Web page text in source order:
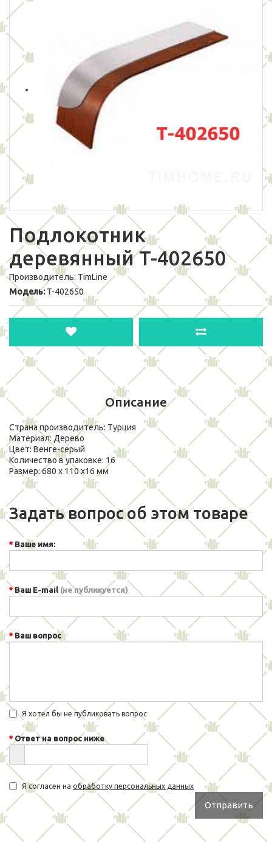
Подлокотник
деревянный T-402650
Производитель: TimLine
Модель: T-402650
Описание
Страна производитель: Турция
Материал: Дерево
Цвет: Венге-серый
Количество в упаковке: 16
Размер: 680 х 110 х16 мм
Задать вопрос об этом товаре
Ваше имя:
Ваш E-mail (не публикуется)
Ваш вопрос
Я хотел бы не публиковать вопрос
Ответ на вопрос ниже
Я согласен на обработку персональных данных
Отправить